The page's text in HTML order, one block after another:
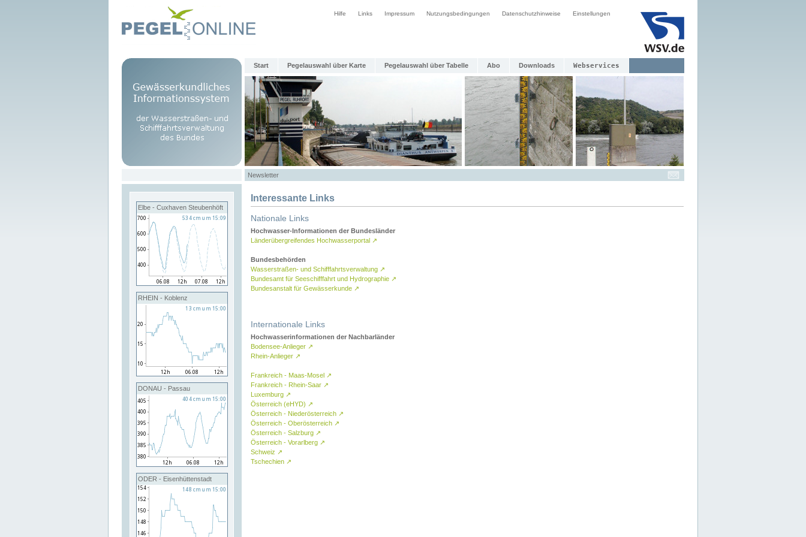
Hilfe Links Impressum Nutzungsbedingungen Datenschutzhinweise Einstellungen
Start Pegelauswahl über Karte Pegelauswahl über Tabelle Abo Downloads Webservices
Newsletter
Elbe - Cuxhaven Steubenhöft
RHEIN - Koblenz
DONAU - Passau
ODER - Eisenhüttenstadt
Interessante Links
Nationale Links
Hochwasser-Informationen der Bundesländer
Länderübergreifendes Hochwasserportal ↗
Bundesbehörden
Wasserstraßen- und Schifffahrtsverwaltung ↗
Bundesamt für Seeschifffahrt und Hydrographie ↗
Bundesanstalt für Gewässerkunde ↗
Internationale Links
Hochwasserinformationen der Nachbarländer
Bodensee-Anlieger ↗
Rhein-Anlieger ↗
Frankreich - Maas-Mosel ↗
Frankreich - Rhein-Saar ↗
Luxemburg ↗
Österreich (eHYD) ↗
Österreich - Niederösterreich ↗
Österreich - Oberösterreich ↗
Österreich - Salzburg ↗
Österreich - Vorarlberg ↗
Schweiz ↗
Tschechien ↗